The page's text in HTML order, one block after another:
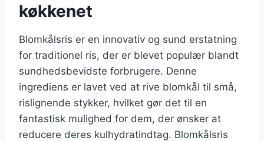
køkkenet
Blomkålsris er en innovativ og sund erstatning
for traditionel ris, der er blevet populær blandt
sundhedsbevidste forbrugere. Denne
ingrediens er lavet ved at rive blomkål til små,
rislignende stykker, hvilket gør det til en
fantastisk mulighed for dem, der ønsker at
reducere deres kulhydratindtag. Blomkålsris